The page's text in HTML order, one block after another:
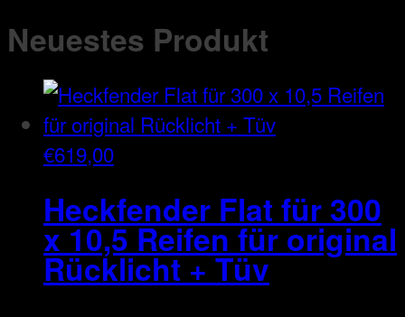
Neuestes Produkt
€619,00
Heckfender Flat für 300
x 10,5 Reifen für original
Rücklicht + Tüv